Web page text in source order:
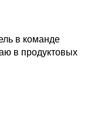
в команде
в продуктовых